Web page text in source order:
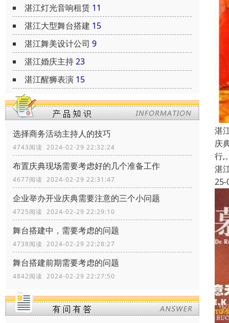
湛江灯光音响租赁 11
湛江大型舞台搭建 15
湛江舞美设计公司 9
湛江婚庆主持23
湛江醒狮表演 15
选择商务活动主持人的技巧
4743阅读 2024-02-29 22:32:24
布置庆典现场需要考虑好的几个准备工作
4677阅读 2024-02-29 22:31:47
企业举办开业庆典需要注意的三个小问题
4725阅读 2024-02-29 22:29:10
舞台搭建中，需要考虑的问题
4738阅读 2024-02-29 22:28:27
舞台搭建前期需要考虑的问题
4842阅读 2024-02-29 22:27:50
湛
庆
行,
湛
25-